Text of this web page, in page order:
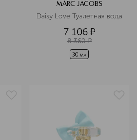
MARC JACOBS
Daisy Love Туалетная вода
7 106 ¤
8 360 ¤
30 мл